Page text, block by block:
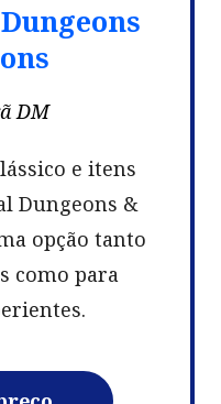
DM
e itens
Dungeons &
opção tanto
como para